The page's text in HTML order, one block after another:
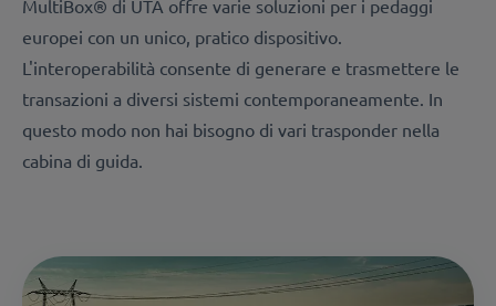
MultiBox® di UTA offre varie soluzioni per i pedaggi
europei con un unico, pratico dispositivo.
L'interoperabilità consente di generare e trasmettere le
transazioni a diversi sistemi contemporaneamente. In
questo modo non hai bisogno di vari trasponder nella
cabina di guida.